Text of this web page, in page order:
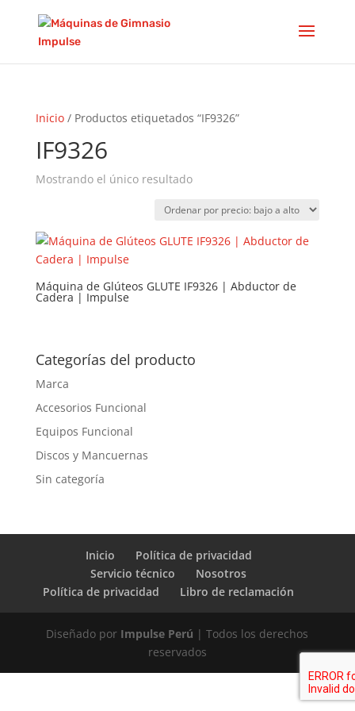
Inicio/ Productos etiquetados “IF9326”
IF9326
Mostrando el único resultado
Máquina de Glúteos GLUTE IF9326 | Abductor de
Cadera | Impulse
Categorías del producto
Marca
Accesorios Funcional
Equipos Funcional
Discos y Mancuernas
Sin categoría
Inicio
Política de privacidad
Servicio técnico
Nosotros
Política de privacidad
Libro de reclamación
Diseñado por Impulse Perú | Todos los derechos
reservados